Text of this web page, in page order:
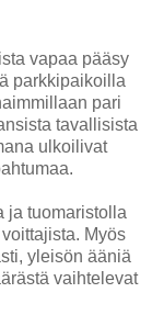
vapaa pääsy
parkkipaikoilla
pari
tavallisista
ulkoilivat
ja tuomaristolla
Myös
yleisön ääniä
vaihtelevat